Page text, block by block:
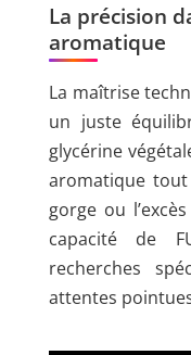
La précision
aromatique
La maîtrise
un juste
glycérine
aromatique
gorge ou
capacité de
recherches
attentes